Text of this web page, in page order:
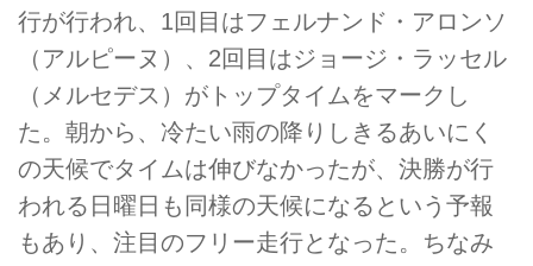
行が行われ、1回目はフェルナンド・アロンソ
（アルピーヌ）、2回目はジョージ・ラッセル
（メルセデス）がトップタイムをマークし
た。朝から、冷たい雨の降りしきるあいにく
の天候でタイムは伸びなかったが、決勝が行
われる日曜日も同様の天候になるという予報
もあり、注目のフリー走行となった。ちなみ